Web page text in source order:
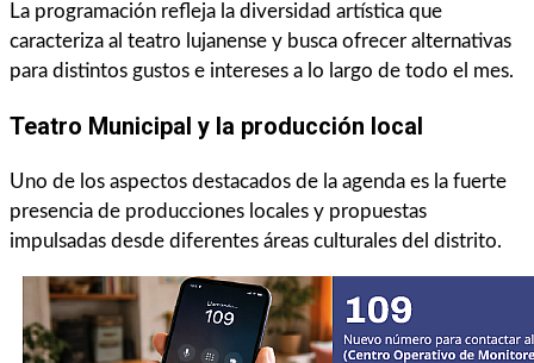
La programación refleja la diversidad artística que
caracteriza al teatro lujanense y busca ofrecer alternativas
para distintos gustos e intereses a lo largo de todo el mes.
Teatro Municipal y la producción local
Uno de los aspectos destacados de la agenda es la fuerte
presencia de producciones locales y propuestas
impulsadas desde diferentes áreas culturales del distrito.